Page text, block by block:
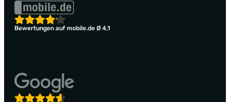
Bewertungen auf mobile.de Ø 4,1